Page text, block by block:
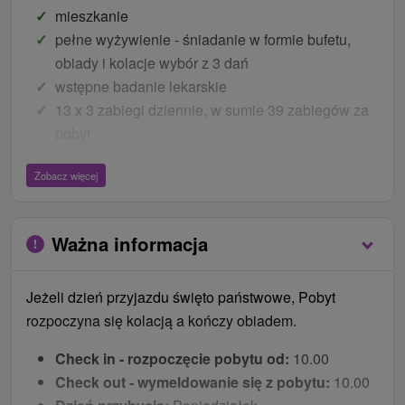
mieszkanie
pełne wyżywienie - śniadanie w formie bufetu,
obiady i kolacje wybór z 3 dań
wstępne badanie lekarskie
13 x 3 zabiegi dziennie, w sumie 39 zabiegów za
bezprzewodowy dostęp do internetu
dzieci
łóżka bezpłatnie (w przypadku prawa do łóżka
cena jak za dzieci w wieku 4 - 11,99 lat).
Dzieci w wieku 4 - 17,99 lat mają w cenie
zakwaterowanie i wyżywienie dostosowane do
Zobacz więcej
Ważna informacja
Jeżeli dzień przyjazdu święto państwowe, Pobyt
rozpoczyna się kolacją a kończy obiadem.
Check in - rozpoczęcie pobytu od: 10.00
Check out - wymeldowanie się z pobytu: 10.00